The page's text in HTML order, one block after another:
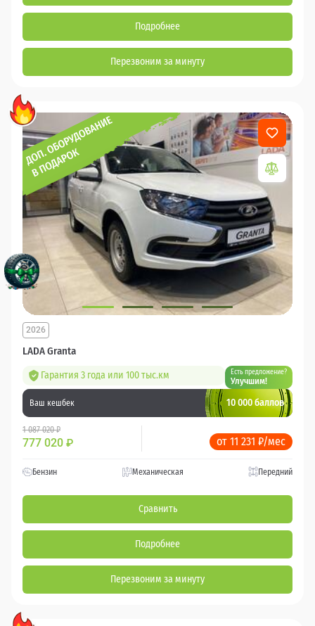
Подробнее
Перезвоним за минуту
LADA Granta
2026
Гарантия 3 года или 100 тыс.км Есть предложение?
Улучшим!
Ваш кешбек 10 000 баллов
1 087 020 ₽
777 020 ₽ от 11 231 ₽/мес
Бензин Механическая Передний
Сравнить
Подробнее
Перезвоним за минуту